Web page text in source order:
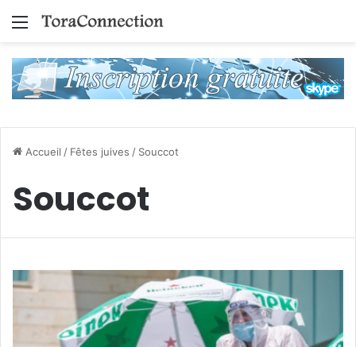
Menu
Accueil / Fêtes juives / Souccot
Souccot